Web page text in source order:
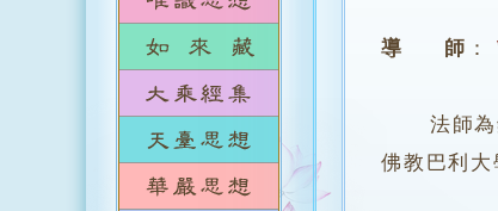
導 師 ：
法師為錫
佛教巴利